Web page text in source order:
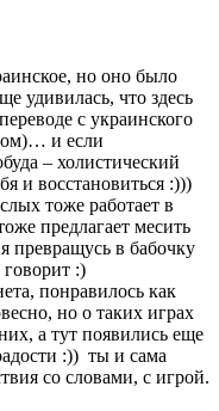
но оно было
удивилась, что здесь
с украинского
и если
– холистический
и восстановиться :)))
тоже работает в
предлагает месить
превращусь в бабочку
:)
понравилось как
но о таких играх
а тут появились еще
:)) ты и сама
со словами, с игрой.